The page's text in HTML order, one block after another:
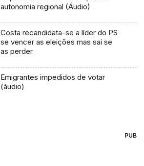
autonomia regional (Áudio)
Costa recandidata-se a líder do PS
se vencer as eleições mas sai se
as perder
Emigrantes impedidos de votar
(áudio)
PUB